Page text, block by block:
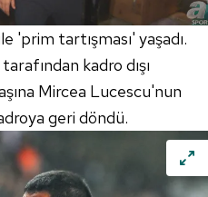
'prim tartışması' yaşadı.
kadro dışı
Mircea Lucescu'nun
geri döndü.